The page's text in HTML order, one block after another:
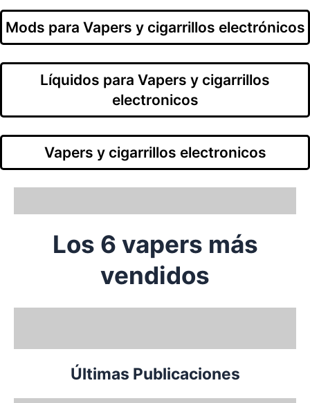
Mods para Vapers y cigarrillos electrónicos
Líquidos para Vapers y cigarrillos
electronicos
Vapers y cigarrillos electronicos
Los 6 vapers más
vendidos
Últimas Publicaciones